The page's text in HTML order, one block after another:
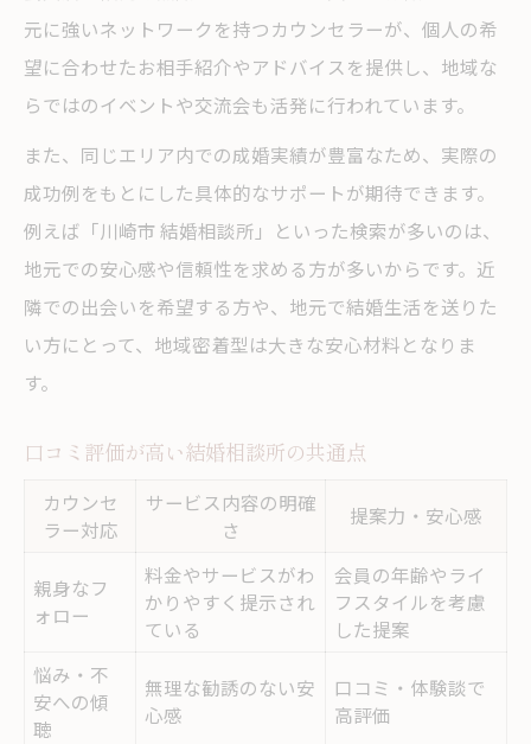
元に強いネットワークを持つカウンセラーが、個人の希
望に合わせたお相手紹介やアドバイスを提供し、地域な
らではのイベントや交流会も活発に行われています。
また、同じエリア内での成婚実績が豊富なため、実際の
成功例をもとにした具体的なサポートが期待できます。
例えば「川崎市 結婚相談所」といった検索が多いのは、
地元での安心感や信頼性を求める方が多いからです。近
隣での出会いを希望する方や、地元で結婚生活を送りた
い方にとって、地域密着型は大きな安心材料となりま
す。
口コミ評価が高い結婚相談所の共通点
カウンセ
ラー対応
サービス内容の明確
さ
提案力・安心感
親身なフ
ォロー
料金やサービスがわ
かりやすく提示され
ている
会員の年齢やライ
フスタイルを考慮
した提案
悩み・不
安への傾
聴
無理な勧誘のない安
心感
口コミ・体験談で
高評価